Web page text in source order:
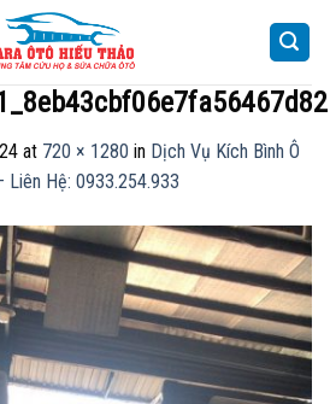
at 720 × 1280 in Dịch Vụ Kích Bình Ô
Liên Hệ: 0933.254.933